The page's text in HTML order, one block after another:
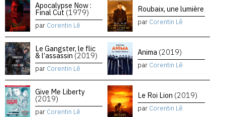
Apocalypse Now :
Final Cut (1979)
par Corentin Lê
Roubaix, une lumière
par Corentin Lê
Le Gangster, le flic
& l’assassin (2019)
par Corentin Lê
Anima (2019)
par Corentin Lê
Give Me Liberty
(2019)
par Corentin Lê
Le Roi Lion (2019)
par Corentin Lê